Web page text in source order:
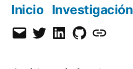
Inicio Investigación
EmailTwitterLinkedInGitHub
Orcid